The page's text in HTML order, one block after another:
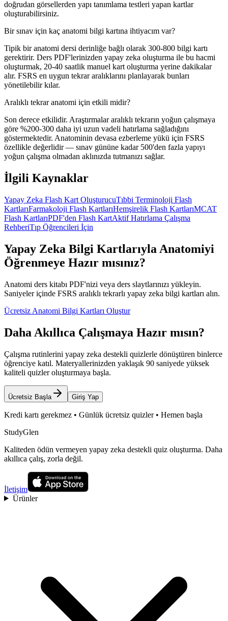
doğrudan görsellerden yapı tanımlama testleri yapan kartlar
oluşturabilirsiniz.
Bir sınav için kaç anatomi bilgi kartına ihtiyacım var?
Tipik bir anatomi dersi derinliğe bağlı olarak 300-800 bilgi kartı
gerektirir. Ders PDF'lerinizden yapay zeka oluşturma ile bu hacmi
oluşturmak, 20-40 saatlik manuel kart oluşturma yerine dakikalar
alır. FSRS en uygun tekrar aralıklarını planlayarak bunları
yönetilebilir kılar.
Aralıklı tekrar anatomi için etkili midir?
Son derece etkilidir. Araştırmalar aralıklı tekrarın yoğun çalışmaya
göre %200-300 daha iyi uzun vadeli hatırlama sağladığını
göstermektedir. Anatominin devasa ezberleme yükü için FSRS
özellikle değerlidir — sınav gününe kadar 500'den fazla yapıyı
yoğun çalışma olmadan aklınızda tutmanızı sağlar.
İlgili Kaynaklar
Yapay Zeka Flash Kart OluşturucuTıbbi Terminoloji Flash
KartlarıFarmakoloji Flash KartlarıHemşirelik Flash KartlarıMCAT
Flash KartlarıPDF'den Flash KartAktif Hatırlama Çalışma
RehberiTıp Öğrencileri İçin
Yapay Zeka Bilgi Kartlarıyla Anatomiyi
Öğrenmeye Hazır mısınız?
Anatomi ders kitabı PDF'nizi veya ders slaytlarınızı yükleyin.
Saniyeler içinde FSRS aralıklı tekrarlı yapay zeka bilgi kartları alın.
Ücretsiz Anatomi Bilgi Kartları Oluştur
Daha Akıllıca Çalışmaya Hazır mısın?
Çalışma rutinlerini yapay zeka destekli quizlerle dönüştüren binlerce
öğrenciye katıl. Materyallerinizden yaklaşık 90 saniyede yüksek
kaliteli quizler oluşturmaya başla.
Ücretsiz Başla Giriş Yap
Kredi kartı gerekmez • Günlük ücretsiz quizler • Hemen başla
StudyGlen
Kaliteden ödün vermeyen yapay zeka destekli quiz oluşturma. Daha
akıllıca çalış, zorla değil.
İletişim
Ürünler